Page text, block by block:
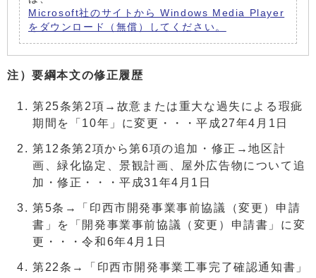
Microsoft社のサイトから Windows Media Player
をダウンロード（無償）してください。
注）要綱本文の修正履歴
第25条第2項→故意または重大な過失による瑕疵
期間を「10年」に変更・・・平成27年4月1日
第12条第2項から第6項の追加・修正→地区計
画、緑化協定、景観計画、屋外広告物について追
加・修正・・・平成31年4月1日
第5条→「印西市開発事業事前協議（変更）申請
書」を「開発事業事前協議（変更）申請書」に変
更・・・令和6年4月1日
第22条→「印西市開発事業工事完了確認通知書」